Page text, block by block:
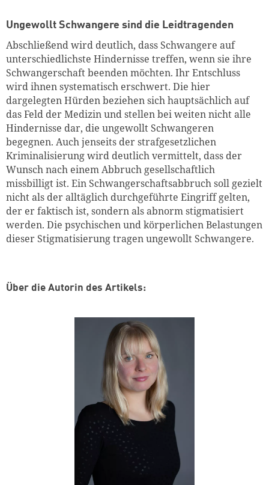
Ungewollt Schwangere sind die Leidtragenden
Abschließend wird deutlich, dass Schwangere auf
unterschiedlichste Hindernisse treffen, wenn sie ihre
Schwangerschaft beenden möchten. Ihr Entschluss
wird ihnen systematisch erschwert. Die hier
dargelegten Hürden beziehen sich hauptsächlich auf
das Feld der Medizin und stellen bei weiten nicht alle
Hindernisse dar, die ungewollt Schwangeren
begegnen. Auch jenseits der strafgesetzlichen
Kriminalisierung wird deutlich vermittelt, dass der
Wunsch nach einem Abbruch gesellschaftlich
missbilligt ist. Ein Schwangerschaftsabbruch soll gezielt
nicht als der alltäglich durchgeführte Eingriff gelten,
der er faktisch ist, sondern als abnorm stigmatisiert
werden. Die psychischen und körperlichen Belastungen
dieser Stigmatisierung tragen ungewollt Schwangere.
Über die Autorin des Artikels: